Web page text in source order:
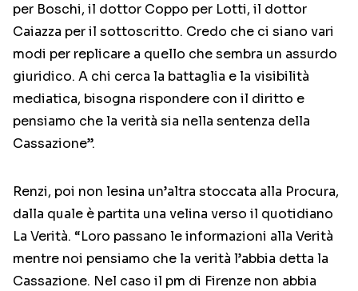
per Boschi, il dottor Coppo per Lotti, il dottor
Caiazza per il sottoscritto. Credo che ci siano vari
modi per replicare a quello che sembra un assurdo
giuridico. A chi cerca la battaglia e la visibilità
mediatica, bisogna rispondere con il diritto e
pensiamo che la verità sia nella sentenza della
Cassazione”.
Renzi, poi non lesina un’altra stoccata alla Procura,
dalla quale è partita una velina verso il quotidiano
La Verità. “Loro passano le informazioni alla Verità
mentre noi pensiamo che la verità l’abbia detta la
Cassazione. Nel caso il pm di Firenze non abbia